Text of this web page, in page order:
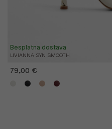
LIVIANNA SYN SMOOTH
Besplatna dostava
79,00 €